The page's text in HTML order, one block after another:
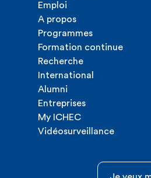
Emploi
A propos
Programmes
Formation continue
Recherche
International
Alumni
Entreprises
My ICHEC
Vidéosurveillance